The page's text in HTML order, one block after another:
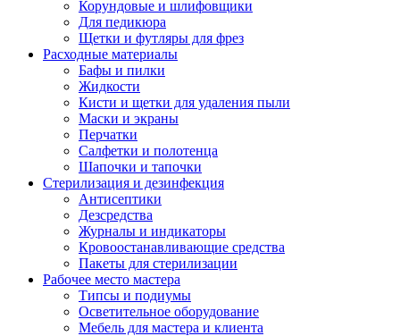
Корундовые и шлифовщики
Для педикюра
Щетки и футляры для фрез
Расходные материалы
Бафы и пилки
Жидкости
Кисти и щетки для удаления пыли
Маски и экраны
Перчатки
Салфетки и полотенца
Шапочки и тапочки
Стерилизация и дезинфекция
Антисептики
Дезсредства
Журналы и индикаторы
Кровоостанавливающие средства
Пакеты для стерилизации
Рабочее место мастера
Типсы и подиумы
Осветительное оборудование
Мебель для мастера и клиента